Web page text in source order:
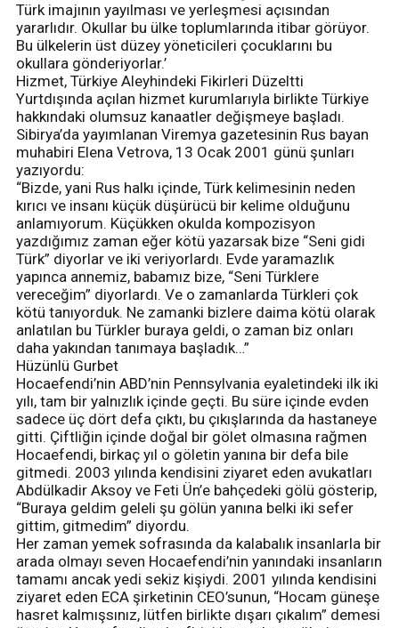
Türk imajının yayılması ve yerleşmesi açısından
yararlıdır. Okullar bu ülke toplumlarında itibar görüyor.
Bu ülkelerin üst düzey yöneticileri çocuklarını bu
okullara gönderiyorlar.’
Hizmet, Türkiye Aleyhindeki Fikirleri Düzeltti
Yurtdışında açılan hizmet kurumlarıyla birlikte Türkiye
hakkındaki olumsuz kanaatler değişmeye başladı.
Sibirya’da yayımlanan Viremya gazetesinin Rus bayan
muhabiri Elena Vetrova, 13 Ocak 2001 günü şunları
yazıyordu:
“Bizde, yani Rus halkı içinde, Türk kelimesinin neden
kırıcı ve insanı küçük düşürücü bir kelime olduğunu
anlamıyorum. Küçükken okulda kompozisyon
yazdığımız zaman eğer kötü yazarsak bize “Seni gidi
Türk” diyorlar ve iki veriyorlardı. Evde yaramazlık
yapınca annemiz, babamız bize, “Seni Türklere
vereceğim” diyorlardı. Ve o zamanlarda Türkleri çok
kötü tanıyorduk. Ne zamanki bizlere daima kötü olarak
anlatılan bu Türkler buraya geldi, o zaman biz onları
daha yakından tanımaya başladık…”
Hüzünlü Gurbet
Hocaefendi’nin ABD’nin Pennsylvania eyaletindeki ilk iki
yılı, tam bir yalnızlık içinde geçti. Bu süre içinde evden
sadece üç dört defa çıktı, bu çıkışlarında da hastaneye
gitti. Çiftliğin içinde doğal bir gölet olmasına rağmen
Hocaefendi, birkaç yıl o göletin yanına bir defa bile
gitmedi. 2003 yılında kendisini ziyaret eden avukatları
Abdülkadir Aksoy ve Feti Ün’e bahçedeki gölü gösterip,
“Buraya geldim geleli şu gölün yanına belki iki sefer
gittim, gitmedim” diyordu.
Her zaman yemek sofrasında da kalabalık insanlarla bir
arada olmayı seven Hocaefendi’nin yanındaki insanların
tamamı ancak yedi sekiz kişiydi. 2001 yılında kendisini
ziyaret eden ECA şirketinin CEO’sunun, “Hocam güneşe
hasret kalmışsınız, lütfen birlikte dışarı çıkalım” demesi